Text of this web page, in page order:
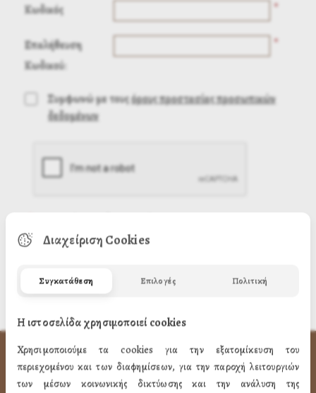
Κωδικός *
Επαλήθευση
Κωδικού:
*
Συμφωνώ με τουςόρους προστασίας προσωπικών
δεδομένων
ΧΡΗΣΙΜA LINK
Διαχείριση Cookies
Συγκατάθεση Επιλογές Πολιτική
Η ιστοσελίδα χρησιμοποιεί cookies
Χρησιμοποιούμε τα cookies για την εξατομίκευση του
περιεχομένου και των διαφημίσεων, για την παροχή λειτουργιών
των μέσων κοινωνικής δικτύωσης και την ανάλυση της